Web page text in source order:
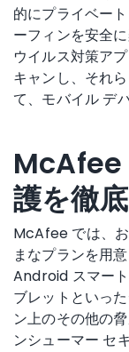
的にプライベー
ーフィンを安全
ウイルス対策ア
キャンし、それ
て、モバイル デ
McAfee
護を徹底
McAfee では、
まなプランを用
Android スマー
ブレットといっ
ン上のその他の
ンシューマー セ